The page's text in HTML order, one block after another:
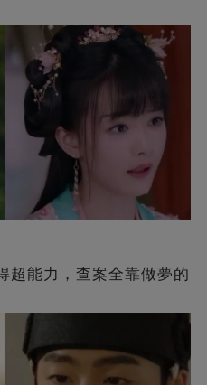
超能力，查案全靠做夢的